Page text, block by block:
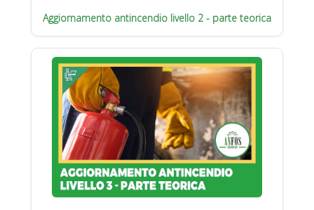
Aggiornamento antincendio livello 2 - parte teorica